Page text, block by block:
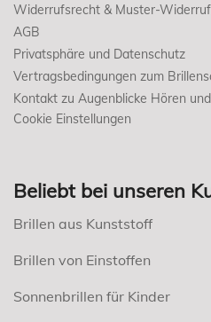
Widerrufsrecht & Muster-
AGB
Privatsphäre und Datenschutz
Vertragsbedingungen zum
Kontakt zu Augenblicke Hören
Cookie Einstellungen
Beliebt bei unseren
Brillen aus Kunststoff
Brillen von Einstoffen
Sonnenbrillen für Kinder